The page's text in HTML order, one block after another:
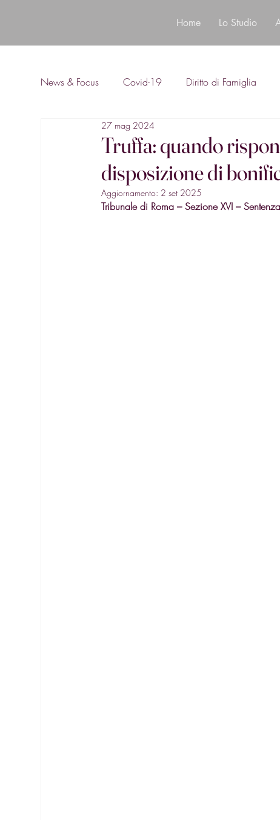
Home Lo Studio
News & Focus Covid-19 Diritto di Famiglia
Diritto Bancario
Truffa: quando
disposizione di
27 mag 2024
Aggiornamento: 2 set 2025
Tribunale di Roma – Sezione XVI –